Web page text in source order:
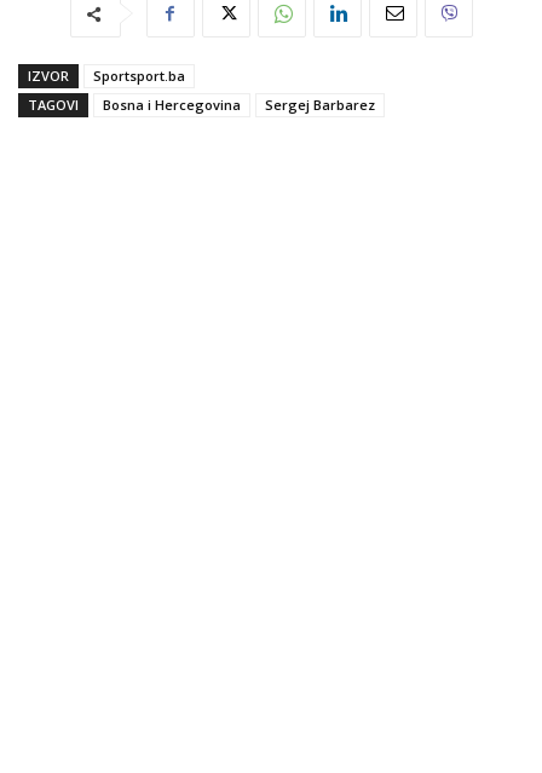
IZVOR
Sportsport.ba
TAGOVI
Bosna i Hercegovina Sergej Barbarez